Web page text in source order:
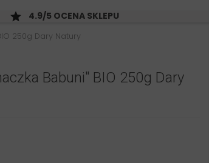
4.9/5 OCENA SKLEPU
250g Dary Natury
Babuni" BIO 250g Dary